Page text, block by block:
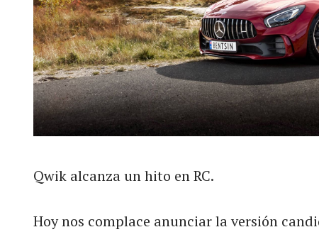
Qwik alcanza un hito en RC.
Hoy nos complace anunciar la versión